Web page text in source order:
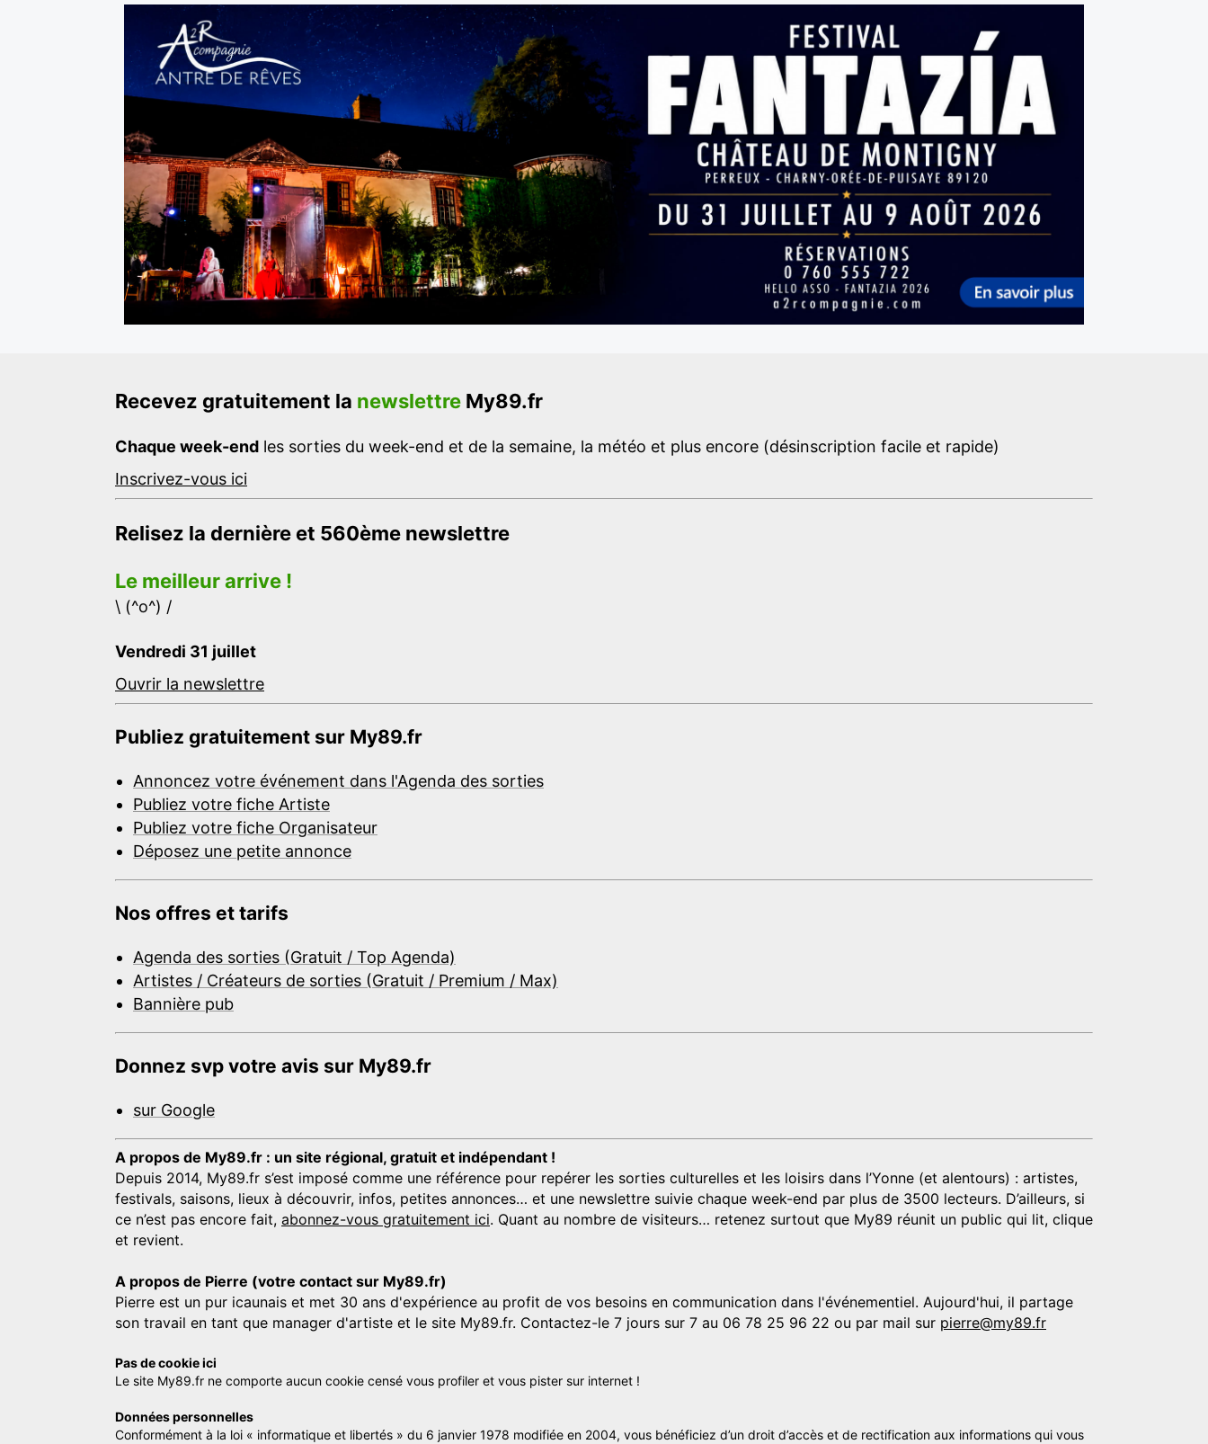
Recevez gratuitement la newslettre My89.fr
Chaque week-end les sorties du week-end et de la semaine, la météo et plus encore (désinscription facile et rapide)
Inscrivez-vous ici
Relisez la dernière et 560ème newslettre
Le meilleur arrive !
\ (^o^) /
Vendredi 31 juillet
Ouvrir la newslettre
Publiez gratuitement sur My89.fr
Annoncez votre événement dans l'Agenda des sorties
Publiez votre fiche Artiste
Publiez votre fiche Organisateur
Déposez une petite annonce
Nos offres et tarifs
Agenda des sorties (Gratuit / Top Agenda)
Artistes / Créateurs de sorties (Gratuit / Premium / Max)
Bannière pub
Donnez svp votre avis sur My89.fr
sur Google
A propos de My89.fr : un site régional, gratuit et indépendant !
Depuis 2014, My89.fr s’est imposé comme une référence pour repérer les sorties culturelles et les loisirs dans l’Yonne (et alentours) : artistes,
festivals, saisons, lieux à découvrir, infos, petites annonces… et une newslettre suivie chaque week-end par plus de 3500 lecteurs. D’ailleurs, si
ce n’est pas encore fait, abonnez-vous gratuitement ici. Quant au nombre de visiteurs… retenez surtout que My89 réunit un public qui lit, clique
et revient.
A propos de Pierre (votre contact sur My89.fr)
Pierre est un pur icaunais et met 30 ans d'expérience au profit de vos besoins en communication dans l'événementiel. Aujourd'hui, il partage
son travail en tant que manager d'artiste et le site My89.fr. Contactez-le 7 jours sur 7 au 06 78 25 96 22 ou par mail sur pierre@my89.fr
Pas de cookie ici
Le site My89.fr ne comporte aucun cookie censé vous profiler et vous pister sur internet !
Données personnelles
Conformément à la loi « informatique et libertés » du 6 janvier 1978 modifiée en 2004, vous bénéficiez d’un droit d’accès et de rectification aux informations qui vous